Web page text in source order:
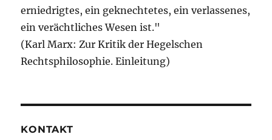
erniedrigtes, ein geknechtetes, ein verlassenes,
ein verächtliches Wesen ist."
(Karl Marx: Zur Kritik der Hegelschen
Rechtsphilosophie. Einleitung)
KONTAKT